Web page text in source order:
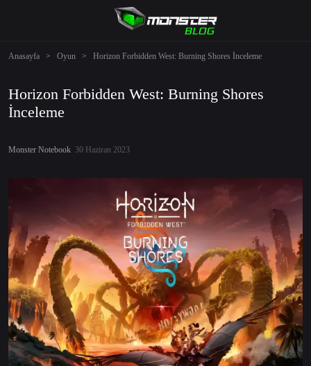
Anasayfa > Oyun > Horizon Forbidden West: Burning Shores İnceleme
Horizon Forbidden West: Burning Shores
İnceleme
Monster Notebook 30 Haziran 2023